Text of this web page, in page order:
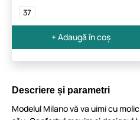
37
+ Adaugă în coș
Descriere și parametri
Modelul Milano vă va uimi cu